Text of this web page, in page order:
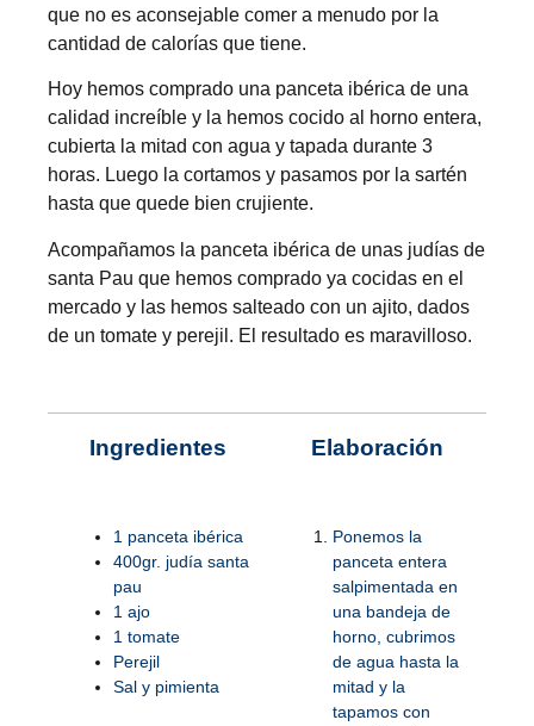
que no es aconsejable comer a menudo por la
cantidad de calorías que tiene.
Hoy hemos comprado una panceta ibérica de una
calidad increíble y la hemos cocido al horno entera,
cubierta la mitad con agua y tapada durante 3
horas. Luego la cortamos y pasamos por la sartén
hasta que quede bien crujiente.
Acompañamos la panceta ibérica de unas judías de
santa Pau que hemos comprado ya cocidas en el
mercado y las hemos salteado con un ajito, dados
de un tomate y perejil. El resultado es maravilloso.
Ingredientes
1 panceta ibérica
400gr. judía santa
pau
1 ajo
1 tomate
Perejil
Sal y pimienta
Elaboración
Ponemos la
panceta entera
salpimentada en
una bandeja de
horno, cubrimos
de agua hasta la
mitad y la
tapamos con